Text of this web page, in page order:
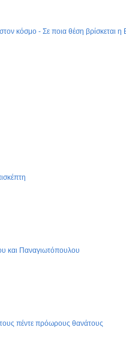
κόσμο - Σε ποια θέση βρίσκεται η
και Παναγιωτόπουλου
πέντε πρόωρους θανάτους